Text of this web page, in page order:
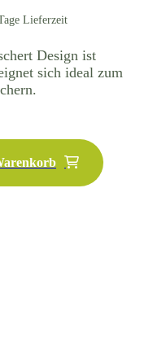
Lieferzeit
Design ist
sich ideal zum